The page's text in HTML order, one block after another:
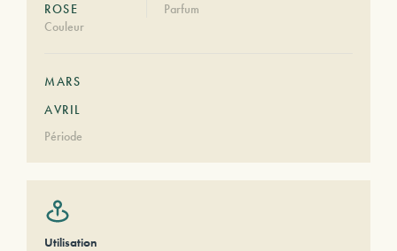
ROSE
Couleur
Parfum
MARS
AVRIL
Période
Utilisation